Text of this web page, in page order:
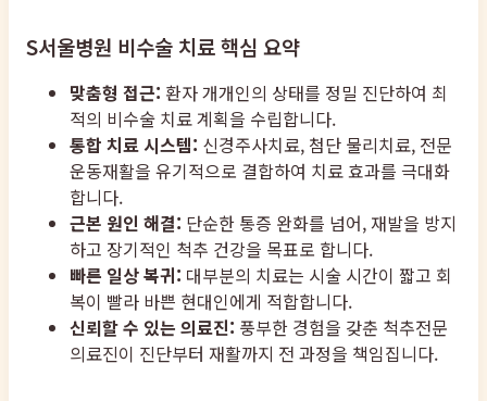
S서울병원 비수술 치료 핵심 요약
맞춤형 접근: 환자 개개인의 상태를 정밀 진단하여 최
적의 비수술 치료 계획을 수립합니다.
통합 치료 시스템: 신경주사치료, 첨단 물리치료, 전문
운동재활을 유기적으로 결합하여 치료 효과를 극대화
합니다.
근본 원인 해결: 단순한 통증 완화를 넘어, 재발을 방지
하고 장기적인 척추 건강을 목표로 합니다.
빠른 일상 복귀: 대부분의 치료는 시술 시간이 짧고 회
복이 빨라 바쁜 현대인에게 적합합니다.
신뢰할 수 있는 의료진: 풍부한 경험을 갖춘 척추전문
의료진이 진단부터 재활까지 전 과정을 책임집니다.